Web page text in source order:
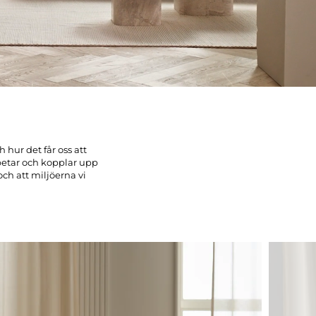
hur det får oss att
och kopplar upp
att miljöerna vi